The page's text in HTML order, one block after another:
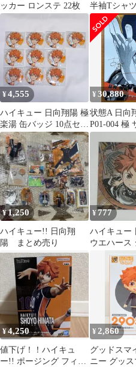
ッカー ロンステ 22枚
半袖Tシャツ
翔陽 背番号
¥4,555
ハイキュー 日向翔陽 極
楽湯 缶バッジ 10点セッ
ト
¥30,880
状態A 日向
P01-004 極
アル ハイ
¥1,250
ハイキュー!! 日向翔
陽 まとめ売り
¥777
ハイキュー
ウエハース
レア・極
¥4,250
値下げ！！ハイキュ
ー!! ポージング フィギ
¥2,860
グッドスマ
ニー グッ